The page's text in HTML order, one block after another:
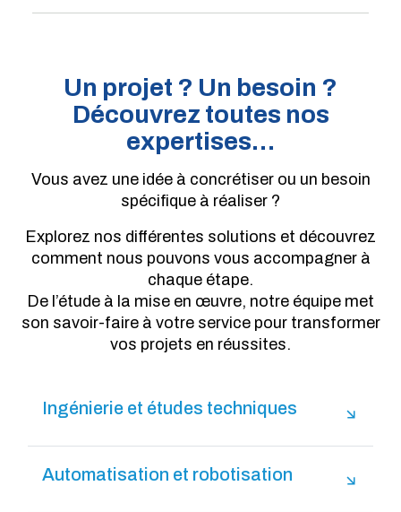
Un projet ? Un besoin ?
Découvrez toutes nos
expertises…
Vous avez une idée à concrétiser ou un besoin
spécifique à réaliser ?
Explorez nos différentes solutions et découvrez
comment nous pouvons vous accompagner à
chaque étape.
De l’étude à la mise en œuvre, notre équipe met
son savoir-faire à votre service pour transformer
vos projets en réussites.
Ingénierie et études techniques
Automatisation et robotisation